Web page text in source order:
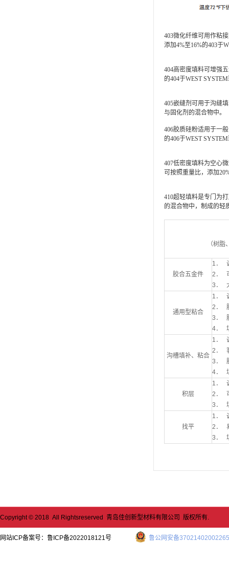
403微化纤维可用作粘
添加4%至16%的403于
404高密度填料可增强
的404于WEST
405嵌缝剂可用于沟缝
与固化剂的混合物中。
406胶质硅粉适用于一
的406于WEST
407低密度填料为空心
可按照重量比，添加
410超轻填料是专门为
的混合物中，制成的轻
（树
胶合五金件
1．
2．
3．
通用型粘合
1．
2．
3．
4．
沟槽填补、粘合
1．
2．
3．
4．
积层
1．
2．
3．
找平
1．
2．
3．
Copyright © 2018 All Rightsreserved 青岛佳创新型材料有限公司 版权所有.
鲁公网安备
网站ICP备案号： 鲁ICP备2022018121号